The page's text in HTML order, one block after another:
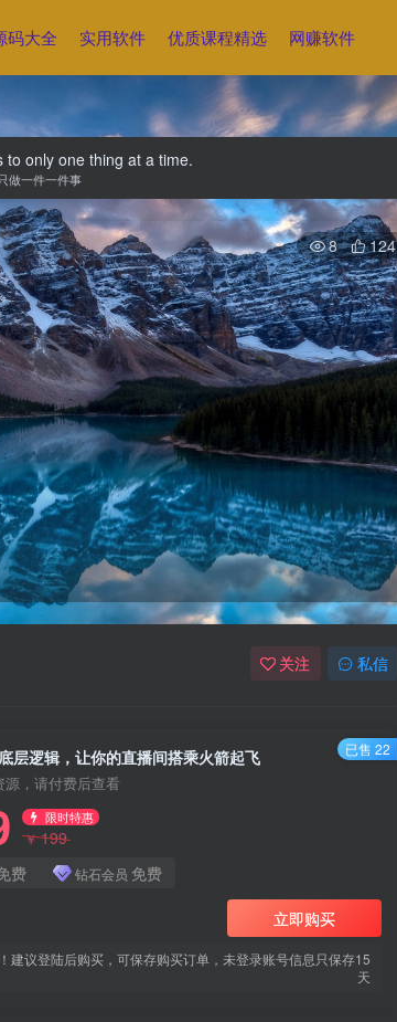
码大全 实用软件 优质课程精选 网赚软件
only one thing at a time.
做一件一件事
8 124
关注 私信
层逻辑，让你的直播间搭乘火箭起飞
源，请付费后查看
限时特惠
￥199
费 钻石会员 免费
立即购买
建议登陆后购买，可保存购买订单，未登录账号信息只保存15
天
已售 22